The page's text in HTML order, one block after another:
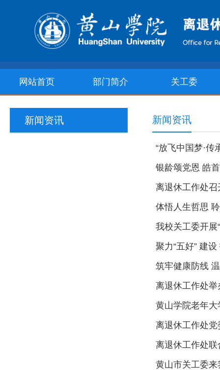
网站首页 部门简介 关工委
新闻资讯 新闻资讯
我校关工委开展
聚力“五好” 建
离退休工作处
黄山学院老年大
离退休工作处
离退休工作处
黄山市关工委来